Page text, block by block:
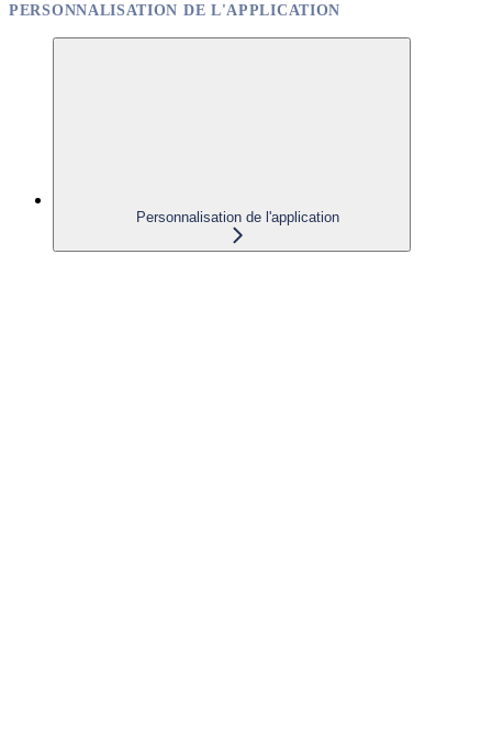
PERSONNALISATION DE L'APPLICATION
Personnalisation de l'application